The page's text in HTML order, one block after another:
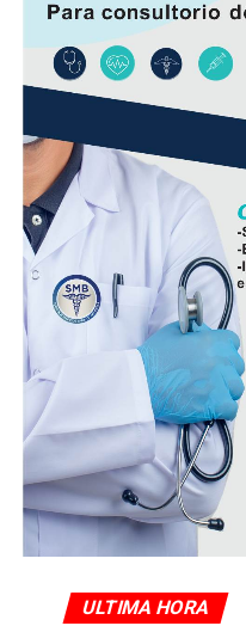
ULTIMA HORA